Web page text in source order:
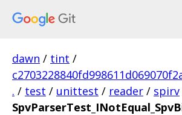
dawn / tint /
. / test / unittest / reader / spirv